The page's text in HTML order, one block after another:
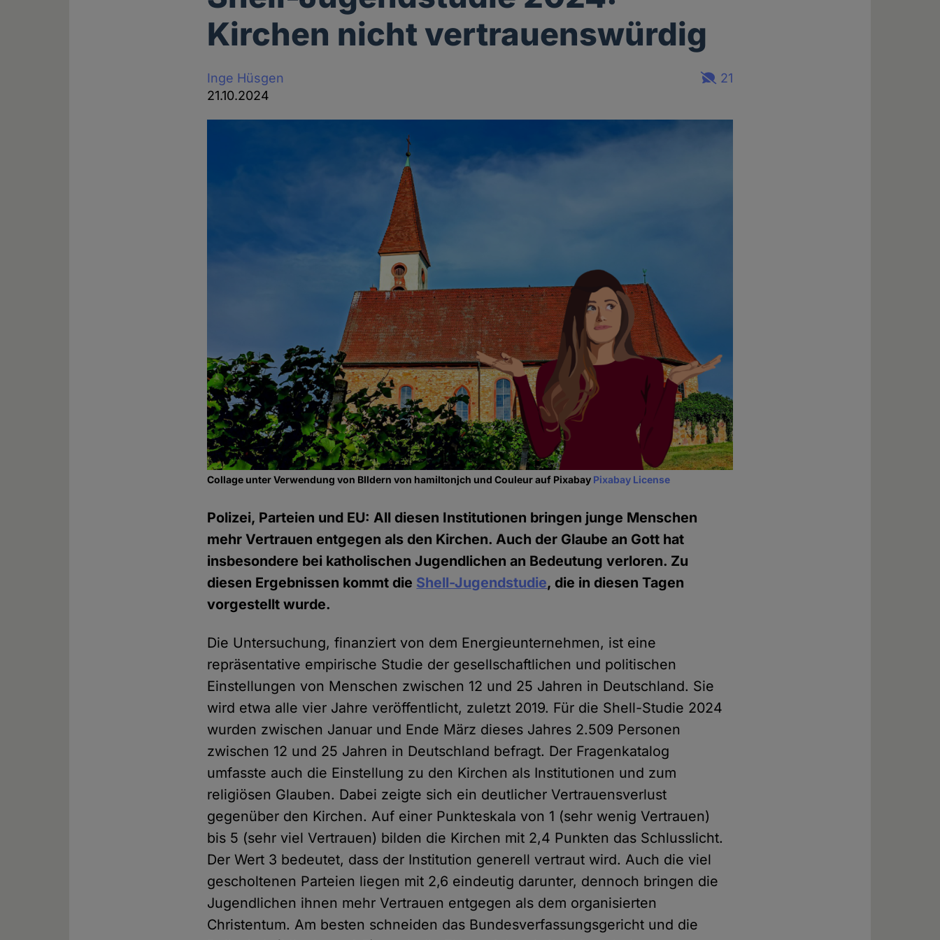
Kirchen nicht vertrauenswürdig
Inge Hüsgen
21.10.2024
21
Collage unter Verwendung von BIldern von hamiltonjch und Couleur auf Pixabay Pixabay License
Polizei, Parteien und EU: All diesen Institutionen bringen junge Menschen
mehr Vertrauen entgegen als den Kirchen. Auch der Glaube an Gott hat
insbesondere bei katholischen Jugendlichen an Bedeutung verloren. Zu
diesen Ergebnissen kommt die Shell-Jugendstudie, die in diesen Tagen
vorgestellt wurde.
Die Untersuchung, finanziert von dem Energieunternehmen, ist eine
repräsentative empirische Studie der gesellschaftlichen und politischen
Einstellungen von Menschen zwischen 12 und 25 Jahren in Deutschland. Sie
wird etwa alle vier Jahre veröffentlicht, zuletzt 2019. Für die Shell-Studie 2024
wurden zwischen Januar und Ende März dieses Jahres 2.509 Personen
zwischen 12 und 25 Jahren in Deutschland befragt. Der Fragenkatalog
umfasste auch die Einstellung zu den Kirchen als Institutionen und zum
religiösen Glauben. Dabei zeigte sich ein deutlicher Vertrauensverlust
gegenüber den Kirchen. Auf einer Punkteskala von 1 (sehr wenig Vertrauen)
bis 5 (sehr viel Vertrauen) bilden die Kirchen mit 2,4 Punkten das Schlusslicht.
Der Wert 3 bedeutet, dass der Institution generell vertraut wird. Auch die viel
gescholtenen Parteien liegen mit 2,6 eindeutig darunter, dennoch bringen die
Jugendlichen ihnen mehr Vertrauen entgegen als dem organisierten
Christentum. Am besten schneiden das Bundesverfassungsgericht und die